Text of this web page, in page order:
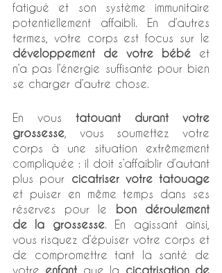
fatigué et son système immunitaire
potentiellement affaibli. En d’autres
développement de votre bébé et
n’a pas l’énergie suffisante pour bien
se charger d’autre chose.
En vous tatouant durant votre
grossesse , vous soumettez votre
corps à une situation extrêmement
compliquée : il doit s’affaiblir d’autant
plus pour cicatriser votre tatouage
et puiser en même temps dans ses
réserves pour le
bon déroulement
de la grossesse. En agissant ainsi,
vous risquez d’épuiser votre corps et
de compromettre tant la santé de
votre enfant que la cicatrisation de